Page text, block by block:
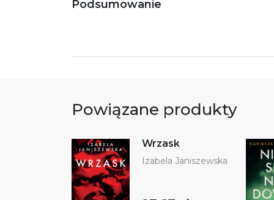
Podsumowanie
Powiązane produkty
Wrzask
Izabela Janiszewska